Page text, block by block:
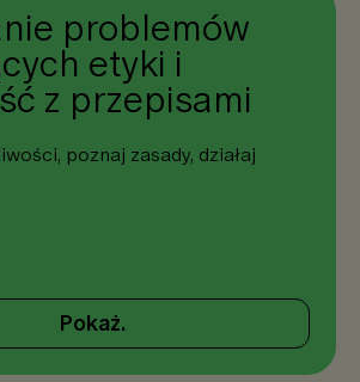
problemów
etyki i
z przepisami
poznaj zasady, działaj
Pokaż.